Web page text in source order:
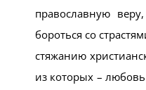
православную
бороться со
стяжанию
из которых –